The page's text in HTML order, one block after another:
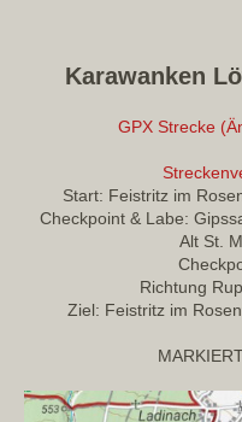
Karawanken
GPX Strecke
Start: Feistritz im
Checkpoint & Labe:
Alt St.
Richtung
Ziel: Feistritz im